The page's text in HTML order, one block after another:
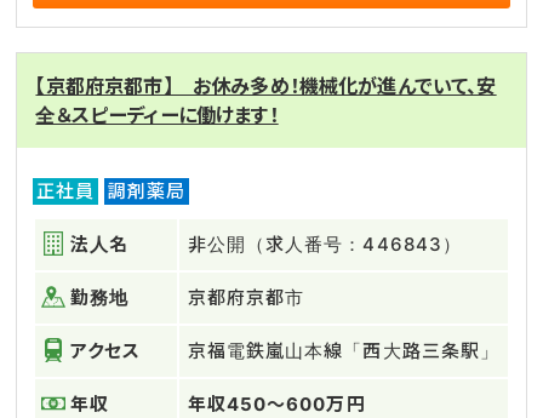
【京都府京都市】 お休み多め！機械化が進んでいて、安
全＆スピーディーに働けます！
正社員 調剤薬局
法人名 非公開（求人番号：446843）
勤務地 京都府京都市
アクセス 京福電鉄嵐山本線「西大路三条駅」
年収 年収450～600万円